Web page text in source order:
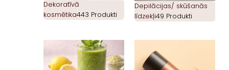
Dekoratīvā
kosmētika443 Produkti
Depilācijas/ skūšanās
līdzekļi49 Produkti